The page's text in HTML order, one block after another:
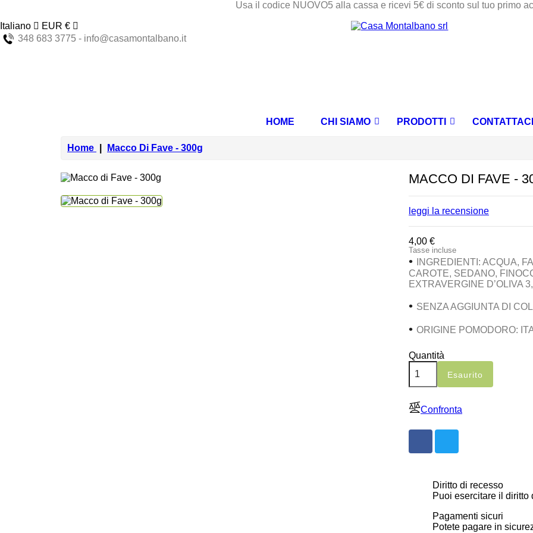
Usa il codice NUOVO5 alla cassa e ricevi 5€ di sconto sul tuo primo
Italiano
EUR €
348 683 3775 - info@casamontalbano.it
HOME CHI SIAMO PRODOTTI CONTATTACI
Home Macco Di Fave - 300g
MACCO DI FAVE -
leggi la recensione
4,00 €
Tasse incluse
• INGREDIENTI : ACQUA,
CAROTE, SEDANO,
EXTRAVERGINE D’OLIVA
• SENZA AGGIUNTA DI
• ORIGINE POMODORO:
Quantità
Esaurito
Confronta
Diritto di recesso
Puoi esercitare il diritto
Pagamenti sicuri
Potete pagare in